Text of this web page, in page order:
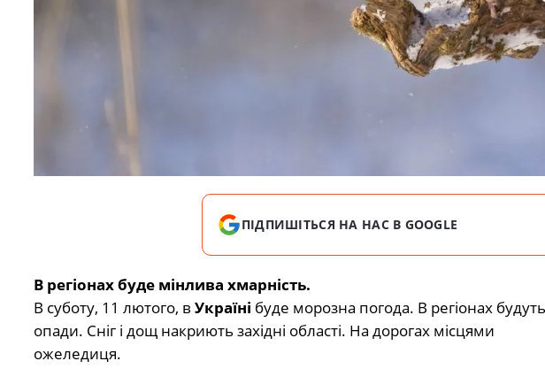
ПІДПИШІТЬСЯ НА НАС В GOOGLE
В регіонах буде мінлива хмарність.
В суботу, 11 лютого, в Україні буде морозна погода. В регіонах будуть
опади. Сніг і дощ накриють західні області. На дорогах місцями
ожеледиця.